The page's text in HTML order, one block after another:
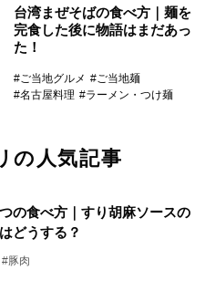
台湾まぜそばの食べ方｜麺を
完食した後に物語はまだあっ
た！
#ご当地グルメ #ご当地麺
#名古屋料理 #ラーメン・つけ麺
の人気記事
の食べ方｜すり胡麻ソースの
どうする？
#豚肉